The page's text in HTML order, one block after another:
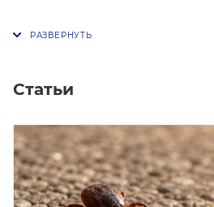
Статьи